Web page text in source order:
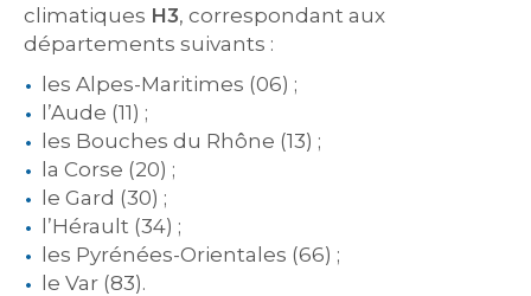
climatiques H3, correspondant aux
départements suivants :
les Alpes-Maritimes (06) ;
l’Aude (11) ;
les Bouches du Rhône (13) ;
la Corse (20) ;
le Gard (30) ;
l’Hérault (34) ;
les Pyrénées-Orientales (66) ;
le Var (83).